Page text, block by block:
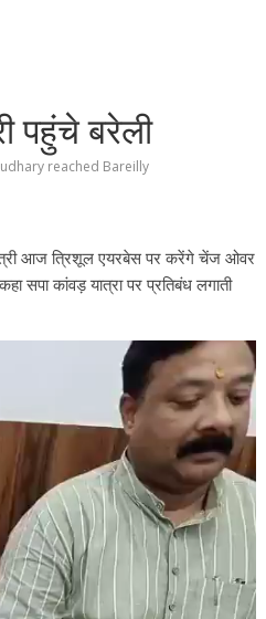
पहुंचे बरेली
reached Bareilly
मंत्री आज त्रिशूल एयरबेस पर करेंगे चेंज ओवर
सपा कांवड़ यात्रा पर प्रतिबंध लगाती